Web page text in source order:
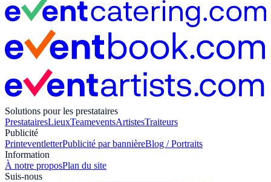
Solutions pour les prestataires
PrestatairesLieuxTeameventsArtistesTraiteurs
Publicité
PrinteventletterPublicité par bannièreBlog / Portraits
Information
À notre proposPlan du site
Suis-nous